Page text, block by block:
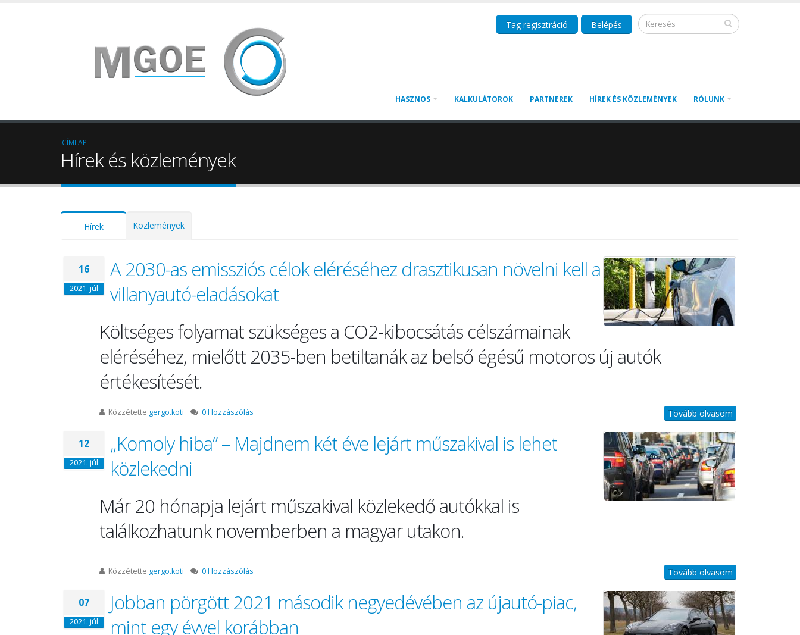
Tag regisztráció Belépés
HASZNOS KALKULÁTOROK PARTNEREK HÍREK ÉS KÖZLEMÉNYEK RÓLUNK
CÍMLAP
Hírek és közlemények
Hírek(aktív fül)Közlemények
16
2021. júl
A 2030-as emissziós célok eléréséhez drasztikusan növelni kell a
villanyautó-eladásokat
Költséges folyamat szükséges a CO2-kibocsátás célszámainak
eléréséhez, mielőtt 2035-ben betiltanák az belső égésű motoros új autók
értékesítését.
Közzétette gergo.koti 0 Hozzászólás Tovább olvasom
12
2021. júl
„Komoly hiba” – Majdnem két éve lejárt műszakival is lehet
közlekedni
Már 20 hónapja lejárt műszakival közlekedő autókkal is
találkozhatunk novemberben a magyar utakon.
Közzétette gergo.koti 0 Hozzászólás Tovább olvasom
07
2021. júl
Jobban pörgött 2021 második negyedévében az újautó-piac,
mint egy évvel korábban